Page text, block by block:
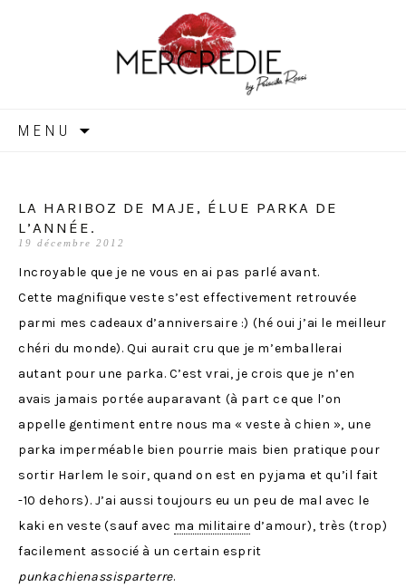
MERCREDIE
MENU
LA HARIBOZ DE MAJE, ÉLUE PARKA DE
L’ANNÉE.
19 décembre 2012
Incroyable que je ne vous en ai pas parlé avant.
Cette magnifique veste s’est effectivement retrouvée
parmi mes cadeaux d’anniversaire :) (hé oui j’ai le meilleur
chéri du monde). Qui aurait cru que je m’emballerai
autant pour une parka. C’est vrai, je crois que je n’en
avais jamais portée auparavant (à part ce que l’on
appelle gentiment entre nous ma « veste à chien », une
parka imperméable bien pourrie mais bien pratique pour
sortir Harlem le soir, quand on est en pyjama et qu’il fait
-10 dehors). J’ai aussi toujours eu un peu de mal avec le
kaki en veste (sauf avec ma militaire d’amour), très (trop)
facilement associé à un certain esprit
punkachienassisparterre.